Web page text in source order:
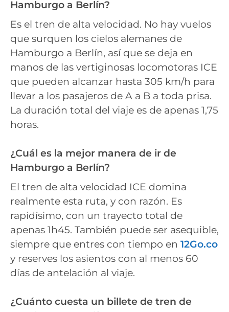
Hamburgo a Berlín?
Es el tren de alta velocidad. No hay vuelos
que surquen los cielos alemanes de
Hamburgo a Berlín, así que se deja en
manos de las vertiginosas locomotoras ICE
que pueden alcanzar hasta 305 km/h para
llevar a los pasajeros de A a B a toda prisa.
La duración total del viaje es de apenas 1,75
horas.
¿Cuál es la mejor manera de ir de
Hamburgo a Berlín?
El tren de alta velocidad ICE domina
realmente esta ruta, y con razón. Es
rapidísimo, con un trayecto total de
apenas 1h45. También puede ser asequible,
siempre que entres con tiempo en 12Go.co
y reserves los asientos con al menos 60
días de antelación al viaje.
¿Cuánto cuesta un billete de tren de